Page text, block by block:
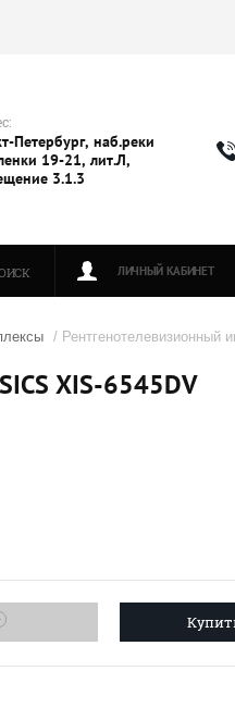
Петербург, наб.реки
19-21, лит.Л,
3.1.3
ЛИЧНЫЙ КАБИНЕТ
/ Рентгенотелевизионный
XIS-6545DV